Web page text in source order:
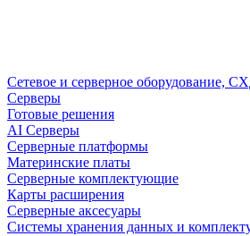
Сетевое и серверное оборудование,
Cерверы
Готовые решения
AI Серверы
Серверные платформы
Материнские платы
Серверные комплектующие
Карты расширения
Серверные аксесуары
Системы хранения данных и